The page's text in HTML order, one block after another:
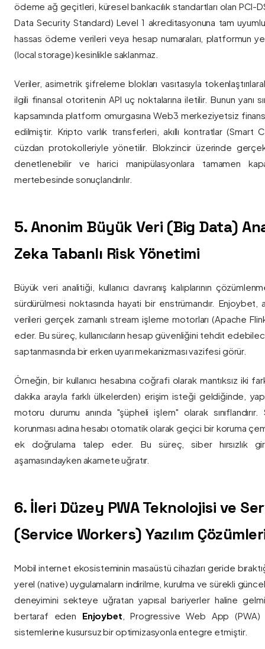
ödeme ağ geçitleri, küresel bankacılık standartları olan PCI-
Data Security Standard) Level 1 akreditasyonuna tam
hassas ödeme verileri veya hesap numaraları, platformun
(local storage) kesinlikle saklanmaz.
Veriler, asimetrik şifreleme blokları vasıtasıyla
ilgili finansal otoritenin API uç noktalarına iletilir. Bunun yanı
kapsamında platform omurgasına Web3 merkeziyetsiz
edilmiştir. Kripto varlık transferleri, akıllı kontratlar (Smart
cüzdan protokolleriyle yönetilir. Blokzincir üzerinde
denetlenebilir ve harici manipülasyonlara tamamen
mertebesinde sonuçlandırılır.
5. Anonim Büyük Veri (Big Data)
Zeka Tabanlı Risk Yönetimi
Büyük veri analitiği, kullanıcı davranış kalıplarının
sürdürülmesi noktasında hayati bir enstrümandır. Enjoybet,
verileri gerçek zamanlı stream işleme motorları (Apache Flink
eder. Bu süreç, kullanıcıların hesap güvenliğini tehdit
saptanmasında bir erken uyarı mekanizması vazifesi görür.
Örneğin, bir kullanıcı hesabına coğrafi olarak mantıksız iki
dakika arayla farklı ülkelerden) erişim isteği geldiğinde,
motoru durumu anında "şüpheli işlem" olarak sınıflandırır.
korunması adına hesabı otomatik olarak geçici bir koruma
ek doğrulama talep eder. Bu süreç, siber hırsızlık
aşamasındayken akamete uğratır.
6. İleri Düzey PWA Teknolojisi ve
(Service Workers) Yazılım
Mobil internet ekosisteminin masaüstü cihazları geride
yerel (native) uygulamaların indirilme, kurulma ve sürekli
deneyimini sekteye uğratan yapısal bariyerler haline
bertaraf eden Enjoybet , Progressive Web App (PWA)
sistemlerine kusursuz bir optimizasyonla entegre etmiştir.